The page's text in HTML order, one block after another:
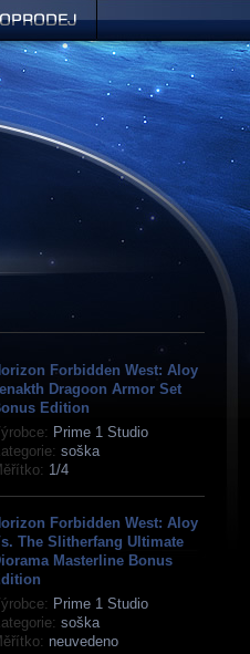
Forbidden West: Aloy
Dragoon Armor Set
Edition
Prime 1 Studio
soška
1/4
Forbidden West: Aloy
The Slitherfang Ultimate
Masterline Bonus
Prime 1 Studio
soška
neuvedeno